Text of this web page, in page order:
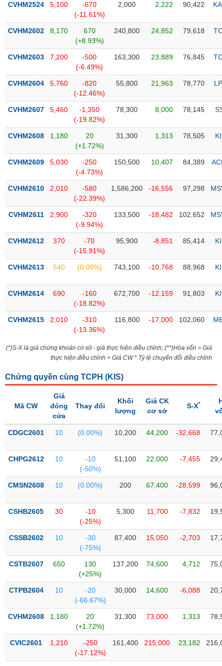
thái
phiếu
mô
thị
Niêm
Niêm
mới
yết
sung
niêm
yết
Theo
dõi
biệt
được
ETF
phiếu
tiết
quan
dịch
chính
tích
thuật
sơ
doanh
Tin
CVHM2524 5,100
-670
(-11.61%)
2,000 2,222 90,422
CVHM2602 8,170
670
(+8.93%)
240,800 24,852 79,618
CVHM2603 7,200
-500
(-6.49%)
163,300 23,889 76,845
CVHM2604 5,760
-820
(-12.46%)
55,800 21,963 78,770
CVHM2607 5,460
-1,350
(-19.82%)
78,300 8,000 78,145
CVHM2608 1,180
20
(+1.72%)
31,300 1,313 78,505
CVHM2609 5,030
-250
(-4.73%)
150,500 10,407 84,389
CVHM2610 2,010
-580
(-22.39%)
1,586,200 -16,556 97,298
CVHM2611 2,900
-320
(-9.94%)
133,500 -18,482 102,652
CVHM2612 370
-70
(-15.91%)
95,900 -8,851 85,414
CVHM2613 540 (0.00%) 743,100 -10,768 88,968
CVHM2614 690
-160
(-18.82%)
672,700 -12,159 91,803
CVHM2615 2,010
-310
(-13.36%)
116,800 -17,000 102,060
(*)S-X là giá chứng khoán cơ sở - giá thực hiện điều chỉnh; (**)Hòa vốn = Giá
thực hiện điều chỉnh + Giá CW * Tỷ lệ chuyển đổi điều chỉnh
Chứng quyền cùng TCPH (KIS)
Mã CW
Giá
đóng
cửa
Thay đổi
Khối
lượng
Giá CK
cơ sở
S-X*
CDGC2601 10 (0.00%) 10,200 44,200 -32,668
CHPG2612 10
-10
(-50%)
51,100 22,000 -7,455
CMSN2608 10 (0.00%) 200 67,400 -28,599
CSHB2605 30
-10
(-25%)
5,300 11,700 -7,832
CSSB2602 10
-30
(-75%)
87,400 15,050 -2,703
CSTB2607 650
130
(+25%)
137,200 74,600 4,712
CTPB2604 10
-20
(-66.67%)
30,000 14,600 -6,088
CVHM2608 1,180
20
(+1.72%)
31,300 73,000 1,313
CVIC2601 1,210
-250
(-17.12%)
161,400 215,000 23,182
NGÀNH
DOANH
NGHIỆP
PHIẾU
PHÁI
TRÁI
CÔNG
ĐẦU
TƯ
LIỆU
TIN
Ngành
(-)
SECTOR
NĂNG
VẬT
CÔNG